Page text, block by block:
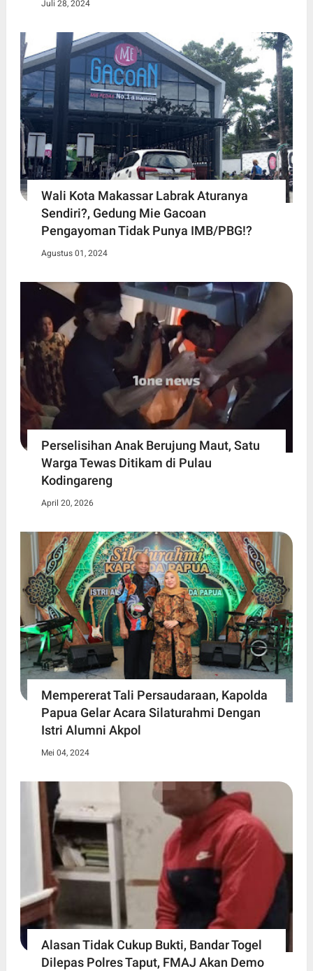
Juli 28, 2024
Wali Kota Makassar Labrak Aturanya
Sendiri?, Gedung Mie Gacoan
Pengayoman Tidak Punya IMB/PBG!?
Agustus 01, 2024
Perselisihan Anak Berujung Maut, Satu
Warga Tewas Ditikam di Pulau
Kodingareng
April 20, 2026
Mempererat Tali Persaudaraan, Kapolda
Papua Gelar Acara Silaturahmi Dengan
Istri Alumni Akpol
Mei 04, 2024
Alasan Tidak Cukup Bukti, Bandar Togel
Dilepas Polres Taput, FMAJ Akan Demo